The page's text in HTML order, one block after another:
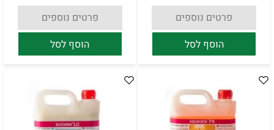
פרטים נוספים
הוסף לסל
פרטים נוספים
הוסף לסל